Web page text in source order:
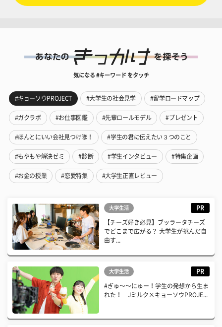
気になる #キーワード をタッチ
#キョーソウPROJECT #大学生の社会見学 #留学ロードマップ
#ガクラボ #お仕事図鑑 #先輩ロールモデル #プレゼント
#ほんとにいい会社見つけ隊！ #学生の君に伝えたい３つのこと
#もやもや解決ゼミ #診断 #学生インタビュー #特集企画
#お金の授業 #恋愛特集 #大学生正直レビュー
大学生活 PR
【チーズ好き必見】ブッラータチーズ
でどこまで広がる？ 大学生が挑んだ自
由す...
大学生活 PR
#ぎゅ〜〜にゅー！学生の発想から生ま
れた！ Jミルク×キョーソウPROJE...